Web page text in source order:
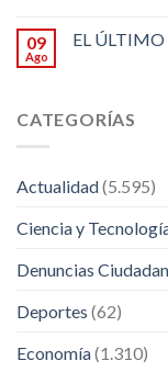
09
Ago
EL
CATEGORÍAS
Actualidad(5.595)
Ciencia y
Denuncias
Deportes (62)
Economía(1.310)